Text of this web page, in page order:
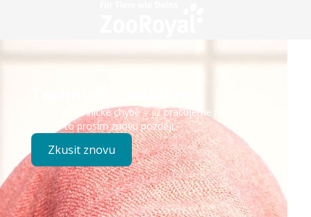
Došlo k technické chybě – již pracujeme na opravě.
Zkuste to prosím znovu později.
Zkusit znovu